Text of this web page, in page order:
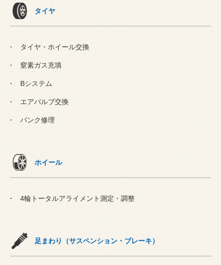
タイヤ
タイヤ・ホイール交換
窒素ガス充填
Bシステム
エアバルブ交換
パンク修理
ホイール
4輪トータルアライメント測定・調整
足まわり（サスペンション・ブレーキ）